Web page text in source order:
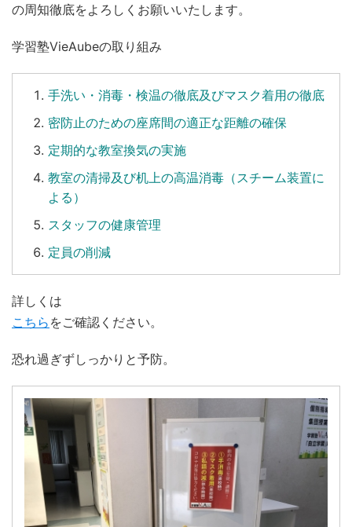
の周知徹底をよろしくお願いいたします。
学習塾VieAubeの取り組み
手洗い ・ 消毒 ・ 検温の徹底及びマスク着用の徹底
密防止のための座席間の適正な距離の確保
定期的な教室換気の実施
教室の清掃及び机上の高温消毒（スチーム装置に
よる）
スタッフの健康管理
定員の削減
詳しくは
こちら をご確認ください。
恐れ過ぎずしっかりと予防。